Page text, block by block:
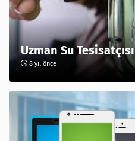
Uzman Su Tesisatçısı
8 yıl önce